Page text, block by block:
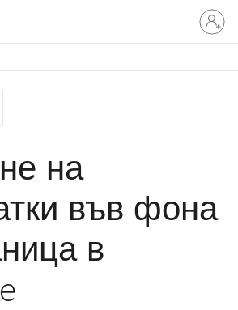
Влезте
във
вашия
на
във фона
в